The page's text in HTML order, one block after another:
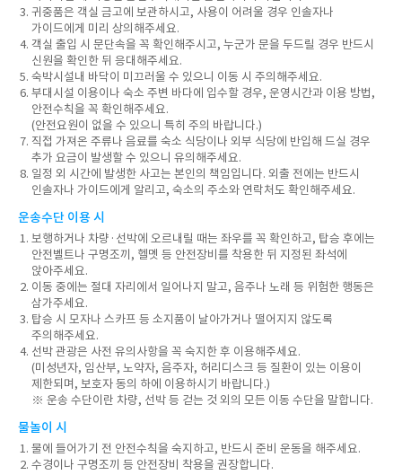
귀중품은 객실 금고에 보관하시고, 사용이 어려울 경우 인솔자나
가이드에게 미리 상의해주세요.
객실 출입 시 문단속을 꼭 확인해주시고, 누군가 문을 두드릴 경우 반드시
신원을 확인한 뒤 응대해주세요.
숙박시설내 바닥이 미끄러울 수 있으니 이동 시 주의해주세요.
부대시설 이용이나 숙소 주변 바다에 입수할 경우, 운영시간과 이용 방법,
안전수칙을 꼭 확인해주세요.
(안전요원이 없을 수 있으니 특히 주의 바랍니다.)
직접 가져온 주류나 음료를 숙소 식당이나 외부 식당에 반입해 드실 경우
추가 요금이 발생할 수 있으니 유의해주세요.
일정 외 시간에 발생한 사고는 본인의 책임입니다. 외출 전에는 반드시
인솔자나 가이드에게 알리고, 숙소의 주소와 연락처도 확인해주세요.
운송수단 이용 시
보행하거나 차량·선박에 오르내릴 때는 좌우를 꼭 확인하고, 탑승 후에는
안전벨트나 구명조끼, 헬멧 등 안전장비를 착용한 뒤 지정된 좌석에
앉아주세요.
이동 중에는 절대 자리에서 일어나지 말고, 음주나 노래 등 위험한 행동은
삼가주세요.
탑승 시 모자나 스카프 등 소지품이 날아가거나 떨어지지 않도록
주의해주세요.
선박 관광은 사전 유의사항을 꼭 숙지한 후 이용해주세요.
(미성년자, 임산부, 노약자, 음주자, 허리디스크 등 질환이 있는 이용이
제한되며, 보호자 동의 하에 이용하시기 바랍니다.)
※ 운송 수단이란 차량, 선박 등 걷는 것 외의 모든 이동 수단을 말합니다.
물놀이 시
물에 들어가기 전 안전수칙을 숙지하고, 반드시 준비 운동을 해주세요.
수경이나 구명조끼 등 안전장비 착용을 권장합니다.